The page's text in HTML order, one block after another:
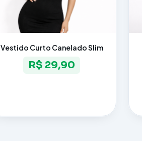
Vestido Curto Canelado Slim
R$ 29,90